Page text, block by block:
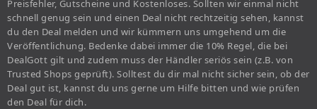
Preisfehler, Gutscheine und Kostenloses. Sollten wir einmal nicht
schnell genug sein und einen Deal nicht rechtzeitig sehen, kannst
du den Deal melden und wir kümmern uns umgehend um die
Veröffentlichung. Bedenke dabei immer die 10% Regel, die bei
DealGott gilt und zudem muss der Händler seriös sein (z.B. von
Trusted Shops geprüft). Solltest du dir mal nicht sicher sein, ob der
Deal gut ist, kannst du uns gerne um Hilfe bitten und wie prüfen
den Deal für dich.